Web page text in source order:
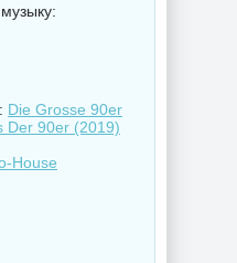
Die Grosse 90er
Der 90er (2019)
House